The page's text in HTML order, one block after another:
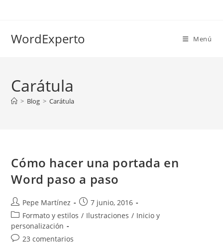
WordExperto Menú
Carátula
> Blog > Carátula
Cómo hacer una portada en
Word paso a paso
Autor
de
la
entrada:
Pepe Martínez
Publicación
de
7 junio, 2016
Categoría
de
la
Formato y estilos / Ilustraciones / Inicio y
personalización
Comentarios
23 comentarios